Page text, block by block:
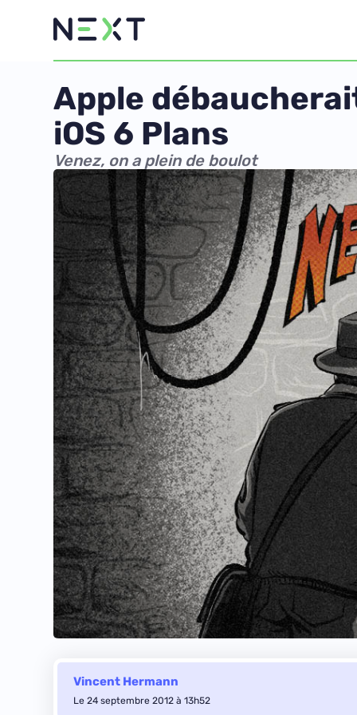
Apple
iOS 6 Plans
Venez, on a plein de boulot
Vincent Hermann
Le 24 septembre 2012 à 13h52